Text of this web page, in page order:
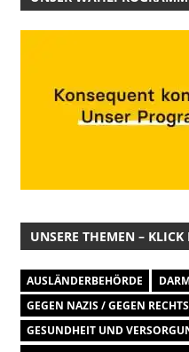
UNSERE THEMEN – KLICK
AUSLÄNDERBEHÖRDE
GEGEN NAZIS / GEGEN RECHTS
GESUNDHEIT UND